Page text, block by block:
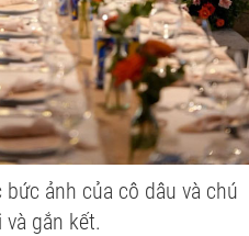
ảnh của cô dâu và chú
gắn kết.